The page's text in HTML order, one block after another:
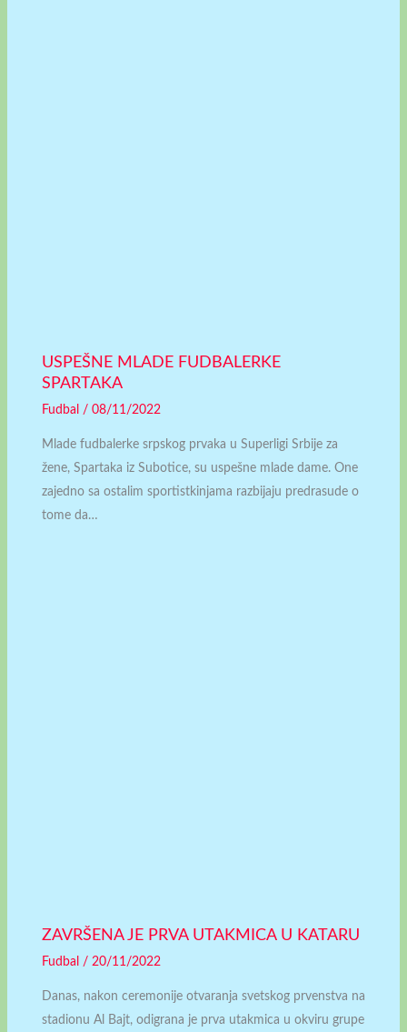
USPEŠNE MLADE FUDBALERKE
SPARTAKA
Fudbal / 08/11/2022
Mlade fudbalerke srpskog prvaka u Superligi Srbije za
žene, Spartaka iz Subotice, su uspešne mlade dame. One
zajedno sa ostalim sportistkinjama razbijaju predrasude o
tome da…
ZAVRŠENA JE PRVA UTAKMICA U KATARU
Fudbal / 20/11/2022
Danas, nakon ceremonije otvaranja svetskog prvenstva na
stadionu Al Bajt, odigrana je prva utakmica u okviru grupe